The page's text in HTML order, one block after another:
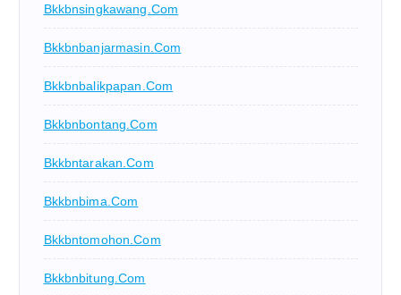
Bkkbnsingkawang.com
Bkkbnbanjarmasin.com
Bkkbnbalikpapan.com
Bkkbnbontang.com
Bkkbntarakan.com
Bkkbnbima.com
Bkkbntomohon.com
Bkkbnbitung.com